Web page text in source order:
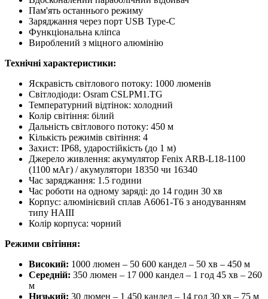
Пам'ять останнього режиму
Заряджання через порт USB Type-C
Функціональна кліпса
Вироблений з міцного алюмінію
Технічні характеристики:
Яскравість світлового потоку: 1000 люменів
Світлодіоди: Osram CSLPM1.TG
Температурний відтінок: холодний
Колір світіння: білий
Дальність світлового потоку: 450 м
Кількість режимів світіння: 4
Захист: IP68, ударостійкість (до 1 м)
Джерело живлення: акумулятор Fenix ARB-L18-1100
(1100 мАг) / акумулятори 18350 чи 16340
Час заряджання: 1.5 години
Час роботи на одному заряді: до 14 годин 30 хв
Корпус: алюмінієвий сплав A6061-T6 з анодуванням
типу HAIII
Колір корпуса: чорний
Режими світіння:
Високий: 1000 люмен – 50 600 кандел – 50 хв – 450 м
Середній: 350 люмен – 17 000 кандел – 1 год 45 хв – 260
м
Низький: 30 люмен – 1 450 кандел – 14 год 30 хв – 75 м